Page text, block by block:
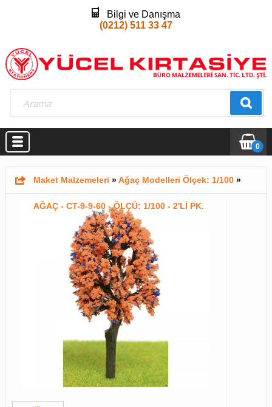
Bilgi ve Danışma
(0212) 511 33 47
0
Maket Malzemeleri »Ağaç Modelleri Ölçek: 1/100»
AĞAÇ - CT-9-9-60 - ÖLÇÜ: 1/100 - 2'Lİ PK.